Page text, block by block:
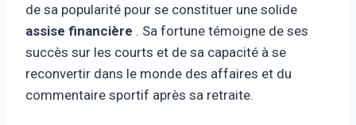
de sa popularité pour se constituer une solide
assise financière . Sa fortune témoigne de ses
succès sur les courts et de sa capacité à se
reconvertir dans le monde des affaires et du
commentaire sportif après sa retraite.